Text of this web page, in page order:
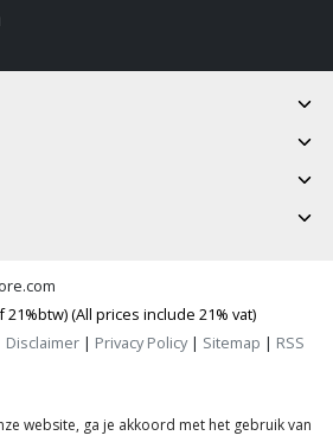
(All prices include 21% vat)
Disclaimer | Privacy Policy| Sitemap | RSS
website, ga je akkoord met het gebruik van